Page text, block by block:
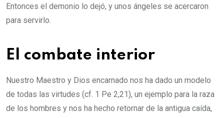
Entonces el demonio lo dejó, y unos ángeles se acercaron
para servirlo.
El combate interior
Nuestro Maestro y Dios encarnado nos ha dado un modelo
de todas las virtudes (cf. 1 Pe 2,21), un ejemplo para la raza
de los hombres y nos ha hecho retornar de la antigua caída,